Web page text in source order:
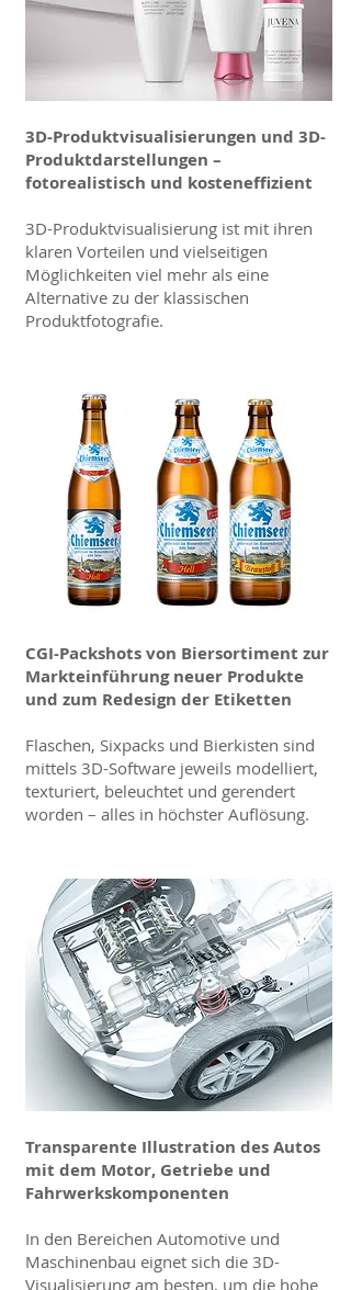
3D-Produktvisualisierungen und 3D-
Produktdarstellungen –
fotorealistisch und kosteneffizient
3D-Produktvisualisierung ist mit ihren
klaren Vorteilen und vielseitigen
Möglichkeiten viel mehr als eine
Alternative zu der klassischen
Produktfotografie.
CGI-Packshots von Biersortiment zur
Markteinführung neuer Produkte
und zum Redesign der Etiketten
Flaschen, Sixpacks und Bierkisten sind
mittels 3D-Software jeweils modelliert,
texturiert, beleuchtet und gerendert
worden – alles in höchster Auflösung.
Transparente Illustration des Autos
mit dem Motor, Getriebe und
Fahrwerkskomponenten
In den Bereichen Automotive und
Maschinenbau eignet sich die 3D-
Visualisierung am besten, um die hohe